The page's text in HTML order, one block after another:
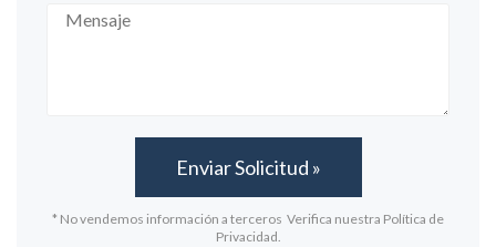
* No vendemos información a terceros Verifica nuestra Política de
Privacidad.